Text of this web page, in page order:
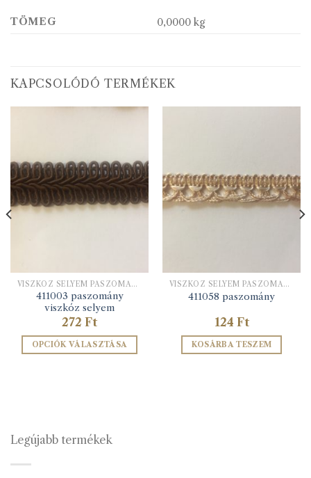
TÖMEG 0,0000 kg
KAPCSOLÓDÓ TERMÉKEK
VISZKÓZ SELYEM PASZOMÁNYOK
411003 paszomány
viszkóz selyem
272 Ft
OPCIÓK VÁLASZTÁSA
van.
VISZKÓZ SELYEM PASZOMÁNYOK
411058 paszomány
124 Ft
KOSÁRBA TESZEM
Legújabb termékek